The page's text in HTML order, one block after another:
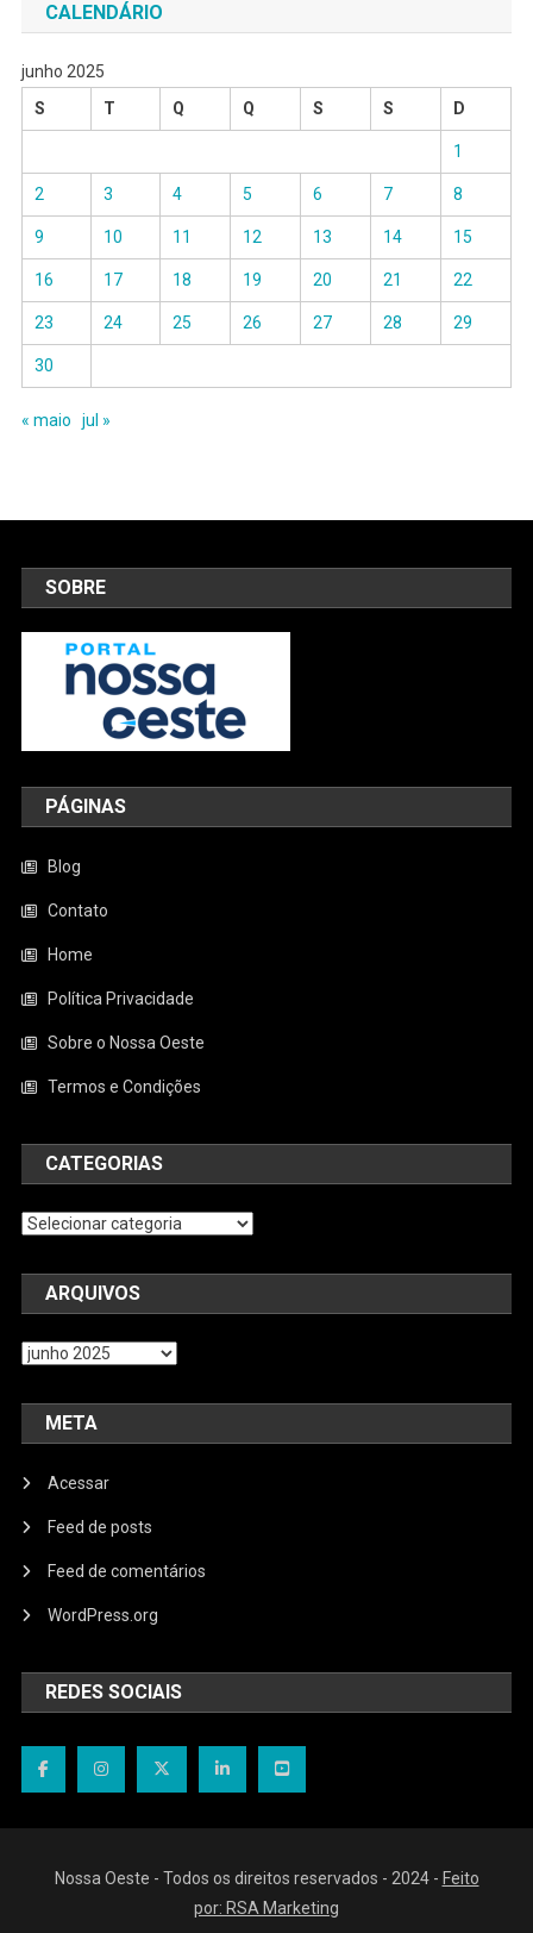
CALENDÁRIO
junho 2025
S
T Q Q S S D
1
2 3 4 5 6 7 8
9 10 11 12 13 14 15
16 17 18 19 20 21 22
23 24 25 26 27 28 29
30
« maio jul »
SOBRE
PÁGINAS
Blog
Contato
Home
Política Privacidade
Sobre o Nossa Oeste
Termos e Condições
CATEGORIAS
Categorias
ARQUIVOS
Arquivos
META
Acessar
Feed de posts
Feed de comentários
WordPress.org
REDES SOCIAIS
Nossa Oeste - Todos os direitos reservados - 2024 - Feito
por: RSA Marketing